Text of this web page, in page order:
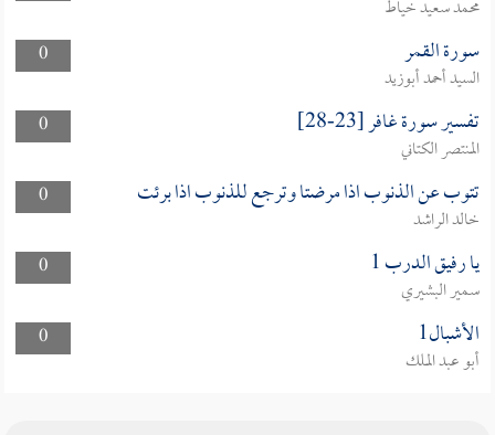
محمد سعيد خياط
0
سورة القمر
السيد أحمد أبوزيد
0
تفسير سورة غافر [23-28]
المنتصر الكتاني
0
تتوب عن الذنوب اذا مرضتا وترجع للذنوب اذا برئت
خالد الراشد
0
يا رفيق الدرب 1
سمير البشيري
0
الأشبال1
أبو عبد الملك